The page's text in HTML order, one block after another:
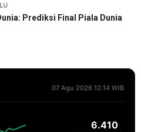
Prediksi Final Piala Dunia
07 Agu 2026 12:14 WIB
6.410